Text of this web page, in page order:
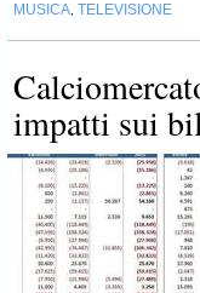
MUSICA TELEVISIONE
impatti sui